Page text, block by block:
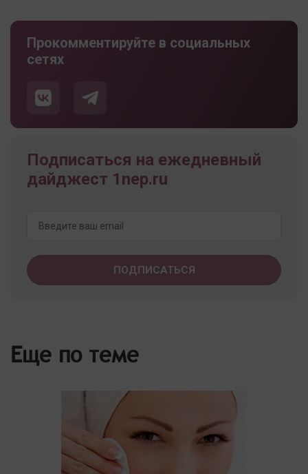
Прокомментируйте в социальных
сетях
Подписаться на ежедневный
дайджест 1nep.ru
Еще по теме